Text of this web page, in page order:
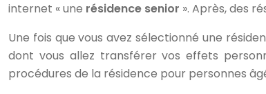
internet « une résidence senior ». Après, des
Une fois que vous avez sélectionné une
dont vous allez transférer vos effets
procédures de la résidence pour personnes